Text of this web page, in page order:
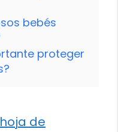
bebés
proteger
de